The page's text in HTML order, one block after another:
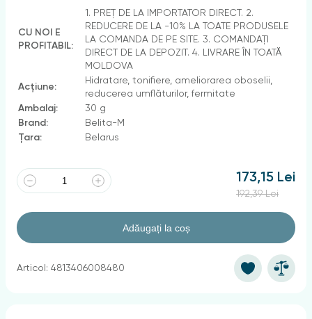
CU NOI E
PROFITABIL:
1. PREȚ DE LA IMPORTATOR DIRECT. 2.
REDUCERE DE LA -10% LA TOATE PRODUSELE
LA COMANDA DE PE SITE. 3. COMANDAȚI
DIRECT DE LA DEPOZIT. 4. LIVRARE ÎN TOATĂ
MOLDOVA
Acțiune:
Hidratare, tonifiere, ameliorarea oboselii,
reducerea umflăturilor, fermitate
Ambalaj:
30 g
Brand:
Belita-M
Țara:
Belarus
173,15 Lei
192,39 Lei
Adăugați la coș
Articol: 4813406008480